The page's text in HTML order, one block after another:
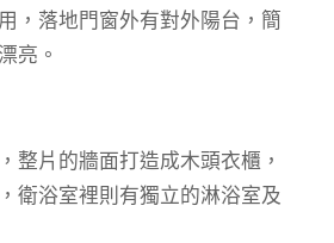
，落地門窗外有對外陽台，簡
亮。
整片的牆面打造成木頭衣櫃，
衛浴室裡則有獨立的淋浴室及